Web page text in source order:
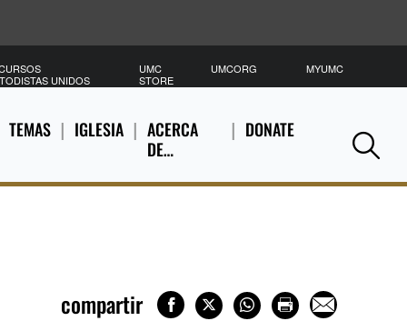
TEMAS IGLESIA
ACERCA
DE…
DONATE
UNIDOS
UMC
STORE
UMCORG MYUMC
compartir